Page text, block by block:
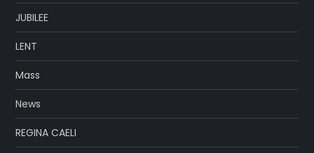
JUBILEE
LENT
Mass
News
REGINA CAELI